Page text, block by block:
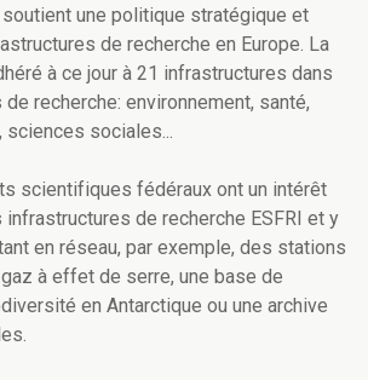
soutient une politique stratégique et
de recherche en Europe. La
à ce jour à 21 infrastructures dans
recherche: environnement, santé,
sciences sociales...
scientifiques fédéraux ont un intérêt
de recherche ESFRI et y
en réseau, par exemple, des stations
à effet de serre, une base de
en Antarctique ou une archive